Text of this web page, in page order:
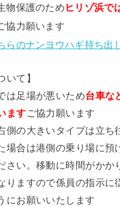
物保護のため ヒリゾ浜で
協力願います
らのナンヨウハギ持ち出
いて】
は足場が悪いため台車な
ますご協力願います
側の大きいタイプは立ち
場合は港側の乗り場に預
さい。移動に時間がかか
りますので係員の指示に
にお願いいたします